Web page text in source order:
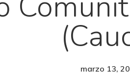
marzo 13,